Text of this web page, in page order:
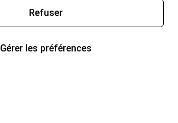
Refuser
Gérer les préférences